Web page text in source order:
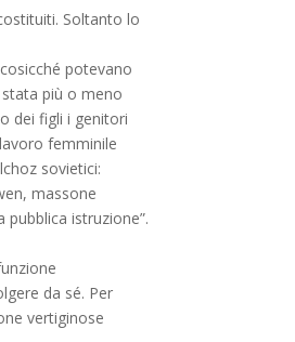
Soltanto lo
potevano
più o meno
dei figli i genitori
femminile
sovietici:
massone
istruzione”.
da sé. Per
vertiginose